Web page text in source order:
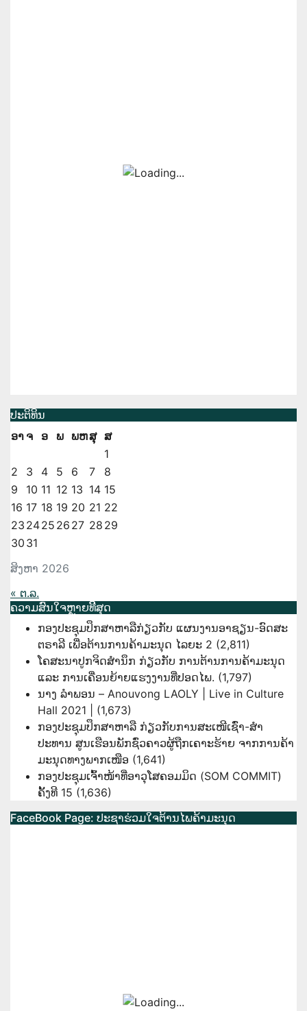
ປະຕິທິນ
ສິງຫາ 2026
ອາ ຈ ອ ພ ພຫສຸ ສ
1
2
3 4 5 6 7
8
9
10 11 12 13 14 15
16 17 18 19 20 21 22
23 2425 26 27 28 29
30 31
« ຕ.ລ.
ຄວາມສົນໃຈຫຼາຍທີີສຸດ
ກອງປະຊຸມປຶກສາຫາລືກ່ຽວກັບ ແຜນງານອາຊຽນ-ອົດສະ
ຕຣາລີ ເພື່ອຕ້ານການຄ້າມະນຸດ ໄລຍະ 2 (2,811)
ໂຄສະນາປູກຈິດສຳນຶກ ກ່ຽວກັບ ການຕ້ານການຄ້າມະນຸດ
ແລະ ການເຄື່ອນຍ້າຍແຮງງານທີ່ປອດໄພ. (1,797)
ນາງ ລຳພອນ – Anouvong LAOLY | Live in Culture
Hall 2021 |
(1,673)
ກອງປະຊຸມປຶກສາຫາລື ກ່ຽວກັບການສະເໜີເຊົ່າ-ສໍາ
ປະທານ ສູນເຮືອນພັກຊົ່ວຄາວຜູ້ຖືກເຄາະຮ້າຍ ຈາກການຄ້າ
ມະນຸດທາງພາກເໜືອ (1,641)
ກອງປະຊຸມເຈົ້າໜ້າທີ່ອາວຸໂສຄອມມິດ (SOM COMMIT)
ຄັ້ງທີ 15 (1,636)
FaceBook Page: ປະຊາຮ່ວມໃຈຕ້ານໄພຄ້າມະນຸດ